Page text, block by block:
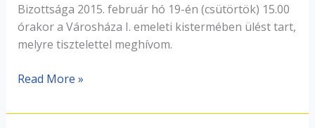
Bizottsága 2015. február hó 19-én (csütörtök) 15.00
órakor a Városháza I. emeleti kistermében ülést tart,
melyre tisztelettel meghívom.
Read More »